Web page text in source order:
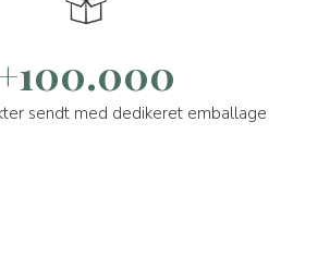
sendt med dedikeret emballage